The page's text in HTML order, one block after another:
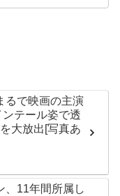
るで映画の主演
テール姿で透
大放出[写真あ
、11年間所属し